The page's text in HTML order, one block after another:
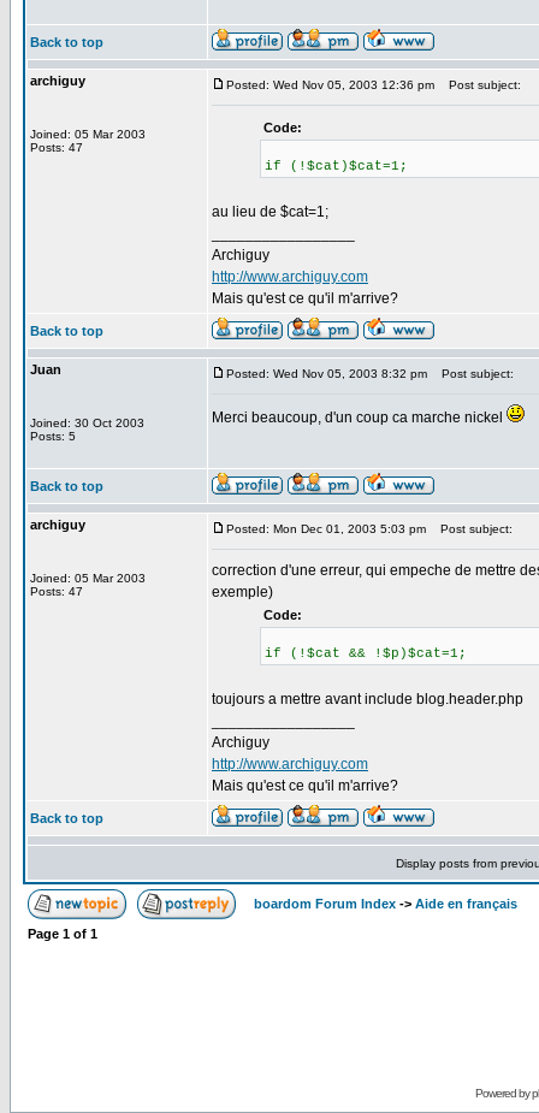
Back to top
archiguy
Joined: 05 Mar 2003
Posts: 47
Posted: Wed Nov 05, 2003 12:36 pm Post subject:
Code:
if (!$cat)$cat=1;
au lieu de $cat=1;
Archiguy
http://www.archiguy.com
Mais qu'est ce qu'il m'arrive?
Back to top
Juan
Joined: 30 Oct 2003
Posts: 5
Posted: Wed Nov 05, 2003 8:32 pm Post subject:
Merci beaucoup, d'un coup ca marche nickel
Back to top
archiguy
Joined: 05 Mar 2003
Posts: 47
Posted: Mon Dec 01, 2003 5:03 pm Post subject:
correction d'une erreur, qui empeche de mettre
exemple)
Code:
if (!$cat && !$p)$cat=1;
toujours a mettre avant include blog.header.php
Archiguy
http://www.archiguy.com
Mais qu'est ce qu'il m'arrive?
Back to top
Display posts from
boardom Forum Index -> Aide en français
Page 1 of 1
Powered by